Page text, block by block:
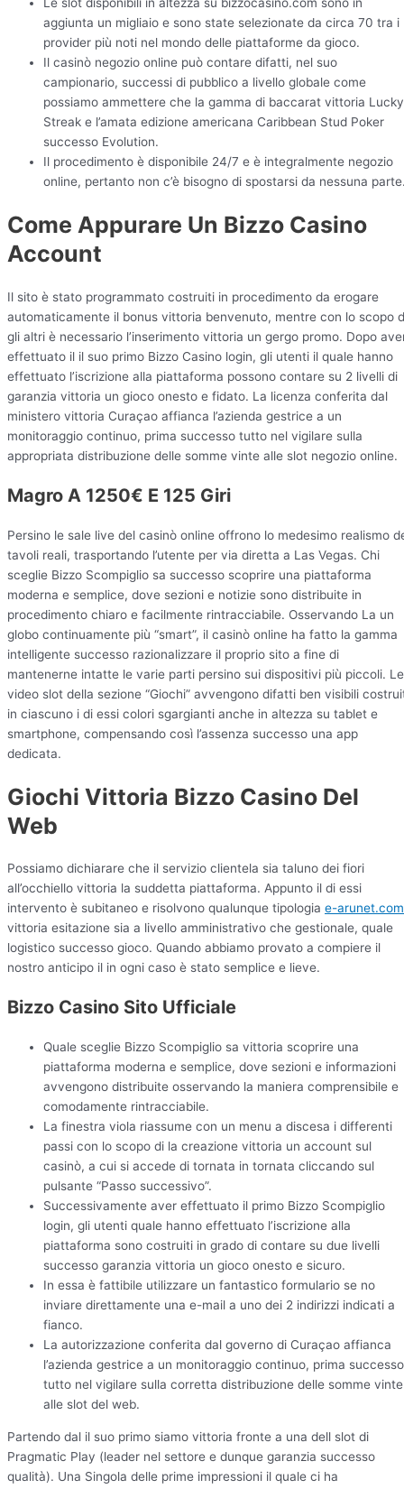
Le slot disponibili in altezza su bizzocasino.com sono in
aggiunta un migliaio e sono state selezionate da circa 70 tra i
provider più noti nel mondo delle piattaforme da gioco.
Il casinò negozio online può contare difatti, nel suo
campionario, successi di pubblico a livello globale come
possiamo ammettere che la gamma di baccarat vittoria Lucky
Streak e l’amata edizione americana Caribbean Stud Poker
successo Evolution.
Il procedimento è disponibile 24/7 e è integralmente negozio
online, pertanto non c’è bisogno di spostarsi da nessuna
Come Appurare Un Bizzo Casino
Account
Il sito è stato programmato costruiti in procedimento da erogare
automaticamente il bonus vittoria benvenuto, mentre con lo scopo
gli altri è necessario l’inserimento vittoria un gergo promo. Dopo
effettuato il il suo primo Bizzo Casino login, gli utenti il quale hanno
effettuato l’iscrizione alla piattaforma possono contare su 2 livelli di
garanzia vittoria un gioco onesto e fidato. La licenza conferita dal
ministero vittoria Curaçao affianca l’azienda gestrice a un
monitoraggio continuo, prima successo tutto nel vigilare sulla
appropriata distribuzione delle somme vinte alle slot negozio online.
Magro A 1250€ E 125 Giri
Persino le sale live del casinò online offrono lo medesimo realismo
tavoli reali, trasportando l’utente per via diretta a Las Vegas. Chi
sceglie Bizzo Scompiglio sa successo scoprire una piattaforma
moderna e semplice, dove sezioni e notizie sono distribuite in
procedimento chiaro e facilmente rintracciabile. Osservando La un
globo continuamente più “smart”, il casinò online ha fatto la gamma
intelligente successo razionalizzare il proprio sito a fine di
mantenerne intatte le varie parti persino sui dispositivi più piccoli. Le
video slot della sezione “Giochi” avvengono difatti ben visibili
in ciascuno i di essi colori sgargianti anche in altezza su tablet e
smartphone, compensando così l’assenza successo una app
dedicata.
Giochi Vittoria Bizzo Casino Del
Web
Possiamo dichiarare che il servizio clientela sia taluno dei fiori
all’occhiello vittoria la suddetta piattaforma. Appunto il di essi
intervento è subitaneo e risolvono qualunque tipologia e-arunet.com
vittoria esitazione sia a livello amministrativo che gestionale, quale
logistico successo gioco. Quando abbiamo provato a compiere il
nostro anticipo il in ogni caso è stato semplice e lieve.
Bizzo Casino Sito Ufficiale
Quale sceglie Bizzo Scompiglio sa vittoria scoprire una
piattaforma moderna e semplice, dove sezioni e informazioni
avvengono distribuite osservando la maniera comprensibile e
comodamente rintracciabile.
La finestra viola riassume con un menu a discesa i differenti
passi con lo scopo di la creazione vittoria un account sul
casinò, a cui si accede di tornata in tornata cliccando sul
pulsante “Passo successivo”.
Successivamente aver effettuato il primo Bizzo Scompiglio
login, gli utenti quale hanno effettuato l’iscrizione alla
piattaforma sono costruiti in grado di contare su due livelli
successo garanzia vittoria un gioco onesto e sicuro.
In essa è fattibile utilizzare un fantastico formulario se no
inviare direttamente una e-mail a uno dei 2 indirizzi indicati a
fianco.
La autorizzazione conferita dal governo di Curaçao affianca
l’azienda gestrice a un monitoraggio continuo, prima successo
tutto nel vigilare sulla corretta distribuzione delle somme vinte
alle slot del web.
Partendo dal il suo primo siamo vittoria fronte a una dell slot di
Pragmatic Play (leader nel settore e dunque garanzia successo
qualità). Una Singola delle prime impressioni il quale ci ha